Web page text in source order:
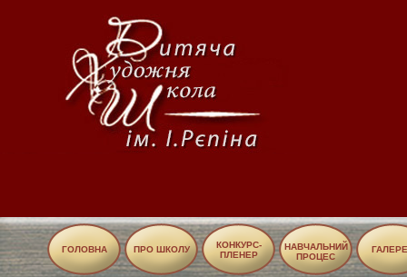
ГОЛОВНА ПРО ШКОЛУ
КОНКУРС-
ПЛЕНЕР
НАВЧАЛЬНИЙ
ПРОЦЕС